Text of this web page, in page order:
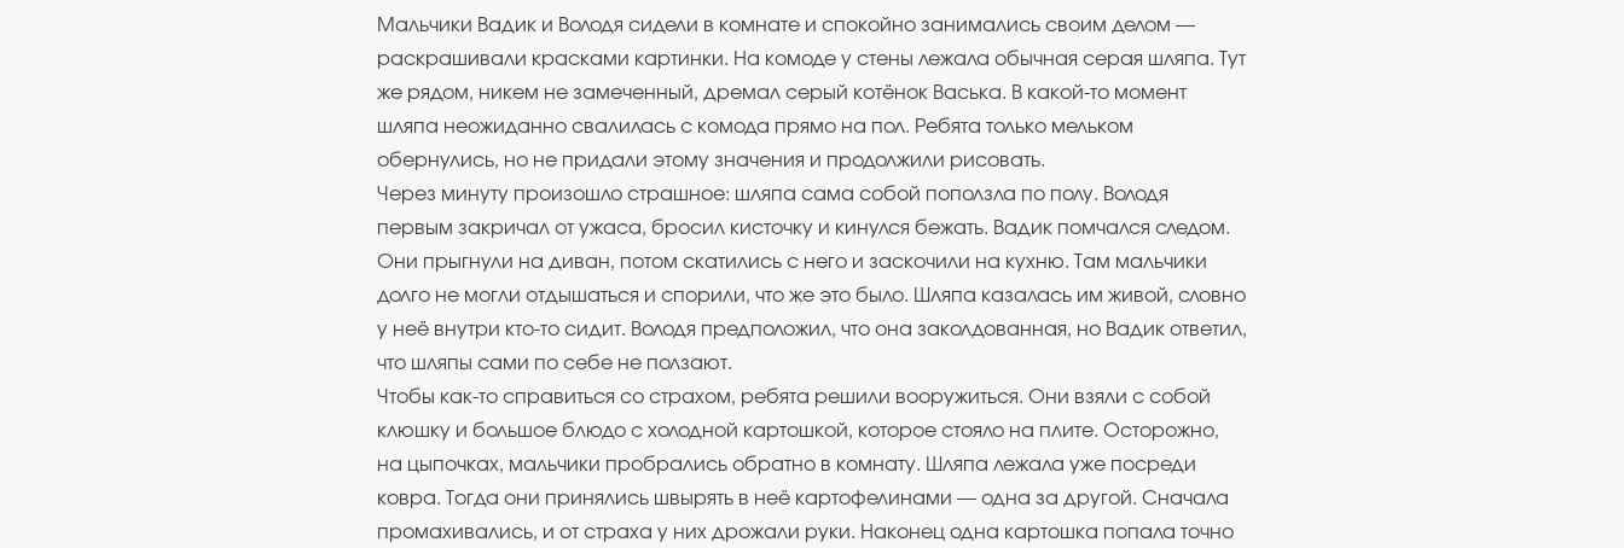
Мальчики Вадик и Володя сидели в комнате и спокойно занимались своим делом —
раскрашивали красками картинки. На комоде у стены лежала обычная серая шляпа. Тут
же рядом, никем не замеченный, дремал серый котёнок Васька. В какой-то момент
шляпа неожиданно свалилась с комода прямо на пол. Ребята только мельком
обернулись, но не придали этому значения и продолжили рисовать.
Через минуту произошло страшное: шляпа сама собой поползла по полу. Володя
первым закричал от ужаса, бросил кисточку и кинулся бежать. Вадик помчался следом.
Они прыгнули на диван, потом скатились с него и заскочили на кухню. Там мальчики
долго не могли отдышаться и спорили, что же это было. Шляпа казалась им живой, словно
у неё внутри кто-то сидит. Володя предположил, что она заколдованная, но Вадик ответил,
что шляпы сами по себе не ползают.
Чтобы как-то справиться со страхом, ребята решили вооружиться. Они взяли с собой
клюшку и большое блюдо с холодной картошкой, которое стояло на плите. Осторожно,
на цыпочках, мальчики пробрались обратно в комнату. Шляпа лежала уже посреди
ковра. Тогда они принялись швырять в неё картофелинами — одна за другой. Сначала
промахивались, и от страха у них дрожали руки. Наконец одна картошка попала точно